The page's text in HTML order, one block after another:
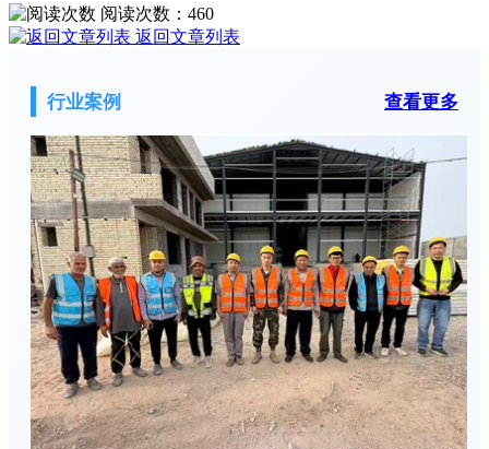
阅读次数： 460
返回文章列表
行业案例 查看更多